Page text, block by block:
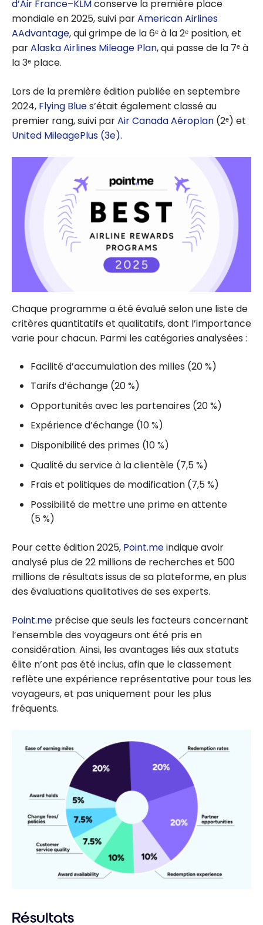
d’Air France–KLMconserve la première place
mondiale en 2025, suivi parAmerican Airlines
AAdvantage, qui grimpe de la 6ᵉ à la 2ᵉ position, et
parAlaska Airlines Mileage Plan, qui passe de la 7ᵉ à
la 3ᵉ place.
Lors de la première édition publiée en septembre
2024, Flying Blues’était également classé au
premier rang, suivi parAir Canada Aéroplan (2ᵉ) et
United MileagePlus (3e).
Chaque programme a été évalué selon une liste de
critères quantitatifs et qualitatifs, dont l’importance
varie pour chacun. Parmi les catégories analysées :
Facilité d’accumulation des milles (20 %)
Tarifs d’échange (20 %)
Opportunités avec les partenaires (20 %)
Expérience d’échange (10 %)
Disponibilité des primes (10 %)
Qualité du service à la clientèle (7,5 %)
Frais et politiques de modification (7,5 %)
Possibilité de mettre une prime en attente
(5 %)
Pour cette édition 2025, Point.meindique avoir
analysé plus de 22 millions de recherches et 500
millions de résultats issus de sa plateforme, en plus
des évaluations qualitatives de ses experts.
Point.me précise que seuls les facteurs concernant
l’ensemble des voyageurs ont été pris en
considération. Ainsi, les avantages liés aux statuts
élite n’ont pas été inclus, afin que le classement
reflète une expérience représentative pour tous les
voyageurs, et pas uniquement pour les plus
fréquents.
Résultats